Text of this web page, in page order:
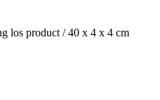
los product / 40 x 4 x 4 cm